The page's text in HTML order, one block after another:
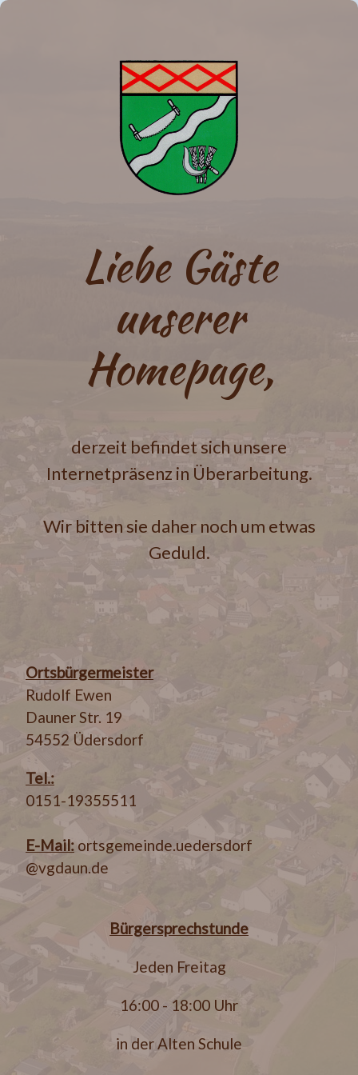
Liebe Gäste
unserer
Homepage,
derzeit befindet sich unsere
Internetpräsenz in Überarbeitung.
Wir bitten sie daher noch um etwas
Geduld.
Ortsbürgermeister
Rudolf Ewen
Dauner Str. 19
54552 Üdersdorf
Tel.:
0151-19355511
E-Mail: ortsgemeinde.uedersdorf
@vgdaun.de
Bürgersprechstunde
Jeden Freitag
16:00 - 18:00 Uhr
in der Alten Schule